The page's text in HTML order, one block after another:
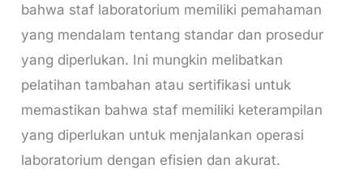
bahwa staf laboratorium memiliki pemahaman
yang mendalam tentang standar dan prosedur
yang diperlukan. Ini mungkin melibatkan
pelatihan tambahan atau sertifikasi untuk
memastikan bahwa staf memiliki keterampilan
yang diperlukan untuk menjalankan operasi
laboratorium dengan efisien dan akurat.